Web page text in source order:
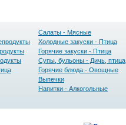
Салаты - Мясные
Холодные закуски - Птица
Горячие закуски - Птица
Супы, бульоны - Дичь, птица
Горячие блюда - Овощные
Выпечки
Напитки - Алкогольные